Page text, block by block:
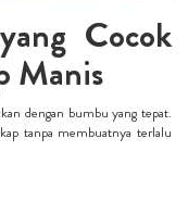
Cocok
Manis
dengan bumbu yang tepat.
tanpa membuatnya terlalu